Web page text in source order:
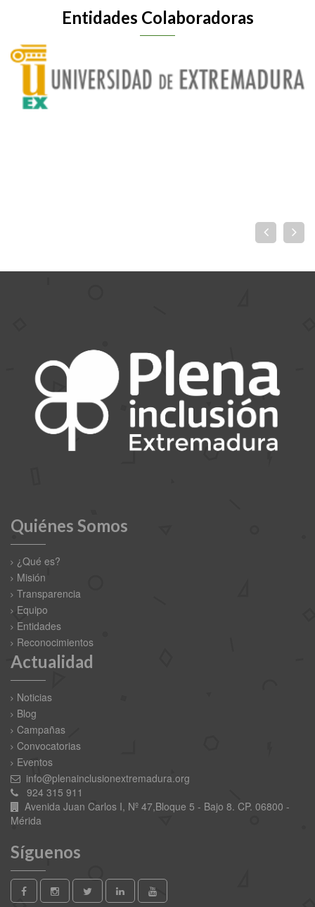
Entidades Colaboradoras
Quiénes Somos
¿Qué es?
Misión
Transparencia
Equipo
Entidades
Reconocimientos
Actualidad
Noticias
Blog
Campañas
Convocatorias
Eventos
info@plenainclusionextremadura.org
924 315 911
Avenida Juan Carlos I, Nº 47,Bloque 5 - Bajo 8. CP. 06800 -
Mérida
Síguenos